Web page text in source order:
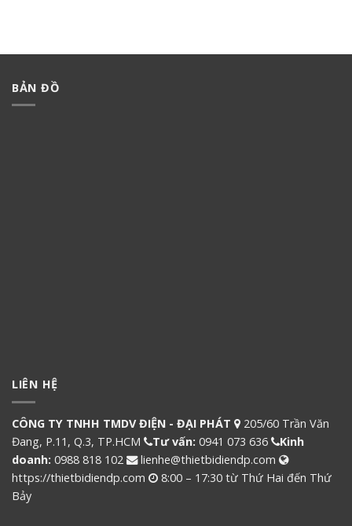
BẢN ĐỒ
LIÊN HỆ
CÔNG TY TNHH TMDV ĐIỆN - ĐẠI PHÁT
205/60 Trần Văn
Đang, P.11, Q.3, TP.HCM
Tư vấn: 0941 073 636
Kinh
doanh: 0988 818 102
lienhe@thietbidiendp.com
https://thietbidiendp.com
8:00 – 17:30 từ Thứ Hai đến Thứ
Bảy